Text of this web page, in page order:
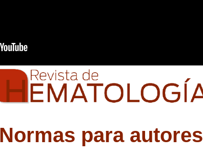
Normas para autores